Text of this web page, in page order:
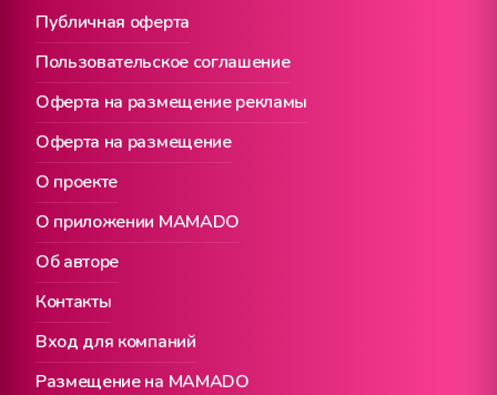
Публичная оферта
О проекте
Вход для компаний
Пользовательское соглашение
О приложении MAMADO
Размещение на MAMADO
Оферта на размещение рекламы
Об авторе
Оферта на размещение
Контакты